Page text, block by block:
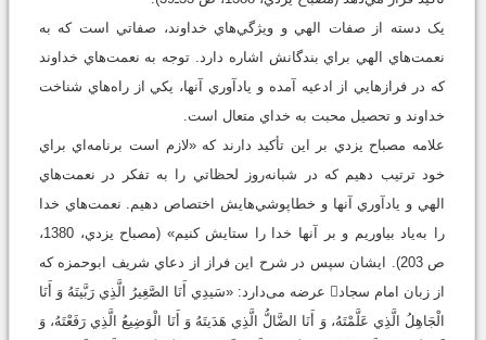
یک دسته از صفات الهي و ويژگي‌هاي خداوند، صفاتي است که به
نعمت‌هاي الهي براي بندگانش اشاره دارد. توجه به نعمت‌هاي خداوند
که در فرازهايي از ادعیه آمده و يادآوري آنها، يکي از راه‌هاي شناخت
خداوند و تحصيل محبت به خداي متعال است.
علامه مصباح يزدي بر اين تأکيد دارند که «لازم است برنامه‌اي براي
خود ترتيب دهيم که در شبانه‌روز لحظاتي را به تفکر در نعمت‌هاي
الهي و يادآوري آنها و خطاپوشي‌هايش اختصاص دهيم. نعمت‌هاي خدا
را به‌ياد بياوريم و بر آنها خدا را ستايش کنيم» (مصباح يزدي، 1380،
ص 203). ایشان سپس در شرح اين فراز از دعاي شريف ابوحمزه که
از زبان امام سجاد عرضه می‌دارد: «سَيدِي أَنَا الصَّغِيرُ الَّذِي رَبَّيتَهُ وَ أَنَا
الْجَاهِلُ الَّذِي عَلَّمْتَهُ‏، وَ أَنَا الضَّالُّ الَّذِي هَدَيتَهُ وَ أَنَا الْوَضِيعُ الَّذِي رَفَعْتَهُ‏، وَ